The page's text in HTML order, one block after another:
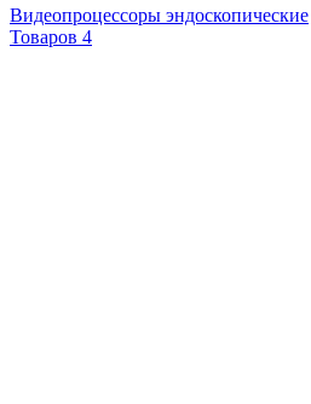
Видеопроцессоры эндоскопические
Товаров 4